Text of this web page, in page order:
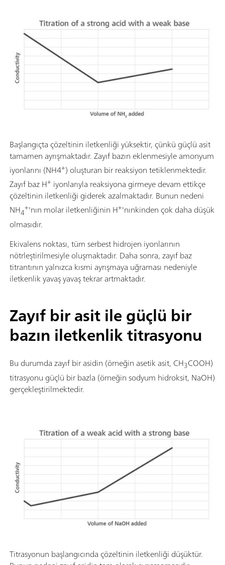
Başlangıçta çözeltinin iletkenliği yüksektir, çünkü güçlü asit
tamamen ayrışmaktadır. Zayıf bazın eklenmesiyle amonyum
iyonlarını (NH4+) oluşturan bir reaksiyon tetiklenmektedir.
Zayıf baz H+ iyonlarıyla reaksiyona girmeye devam ettikçe
çözeltinin iletkenliği giderek azalmaktadır. Bunun nedeni
NH4+'nın molar iletkenliğinin H+'nınkinden çok daha düşük
olmasıdır.
Ekivalens noktası, tüm serbest hidrojen iyonlarının
nötrleştirilmesiyle oluşmaktadır. Daha sonra, zayıf baz
titrantının yalnızca kısmi ayrışmaya uğraması nedeniyle
iletkenlik yavaş yavaş tekrar artmaktadır.
Zayıf bir asit ile güçlü bir
bazın iletkenlik titrasyonu
Bu durumda zayıf bir asidin (örneğin asetik asit, CH3COOH)
titrasyonu güçlü bir bazla (örneğin sodyum hidroksit, NaOH)
gerçekleştirilmektedir.
Titrasyonun başlangıcında çözeltinin iletkenliği düşüktür.